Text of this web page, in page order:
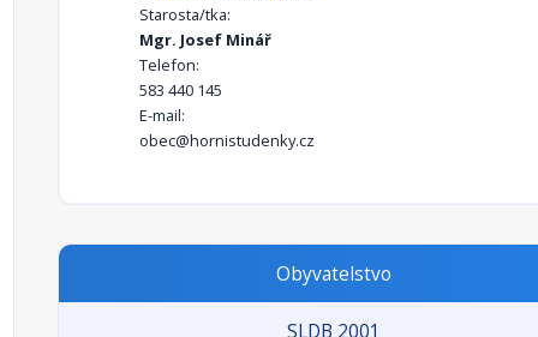
Starosta/tka:
Mgr. Josef Minář
Telefon:
583 440 145
E-mail:
obec@hornistudenky.cz
Obyvatelstvo
SLDB 2001